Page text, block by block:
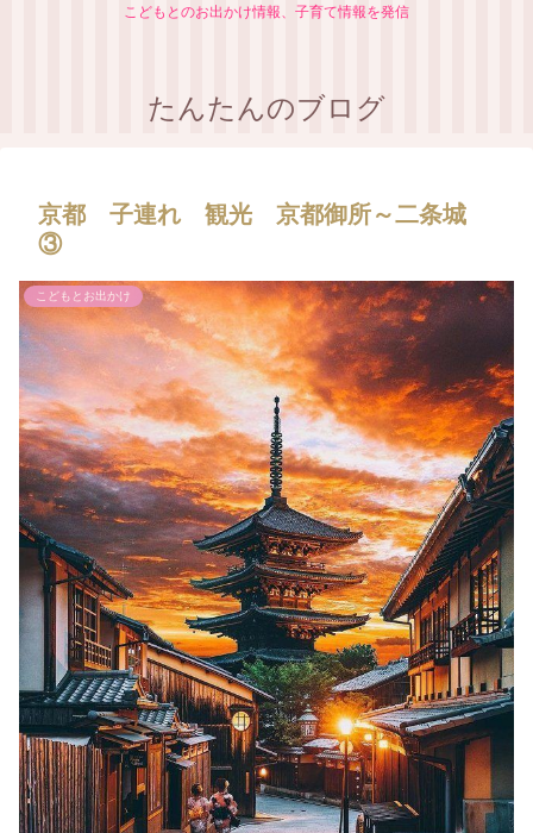
こどもとのお出かけ情報、子育て情報を発信
たんたんのブログ
京都 子連れ 観光 京都御所～二条城
③
こどもとお出かけ